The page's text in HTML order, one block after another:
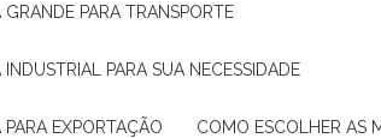
PARA TRANSPORTE
PARA SUA NECESSIDADE
EXPORTAÇÃO COMO ESCOLHER AS